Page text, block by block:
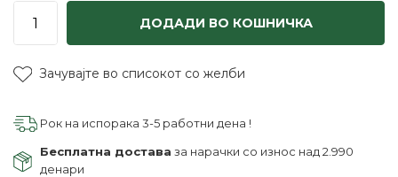
ДОДАДИ ВО КОШНИЧКА
Зачувајте во списокот со желби
Рок на испорака 3-5 работни дена !
Бесплатна достава за нарачки со износ над 2.990
денари